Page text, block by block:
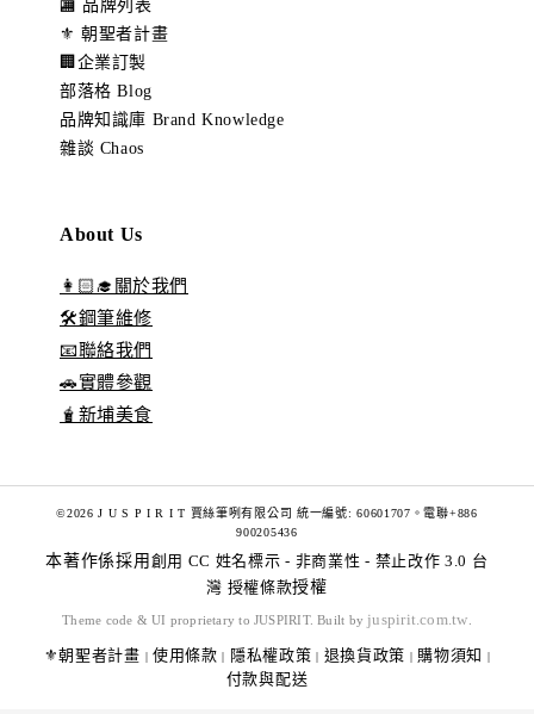
🏬 品牌列表
⚜️ 朝聖者計畫
🏢企業訂製
部落格 Blog
品牌知識庫 Brand Knowledge
雜談 Chaos
About Us
👩🏻‍🎓關於我們
🛠️鋼筆維修
📧聯絡我們
🚗實體參觀
🧋新埔美食
©2026 J U S P I R I T 賈絲筆咧有限公司 統一編號: 60601707。電聯+886
900205436
本著作係採用 創用 CC 姓名標示 - 非商業性 - 禁止改作 3.0 台
灣 授權條款授權
Theme code & UI proprietary to JUSPIRIT. Built by juspirit.com.tw
⚜️朝聖者計畫 使用條款 隱私權政策 退換貨政策 購物須知
付款與配送